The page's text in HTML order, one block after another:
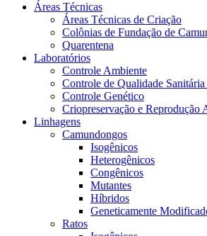
Áreas Técnicas
Áreas Técnicas de Criação
Colônias de Fundação de
Quarentena
Laboratórios
Controle Ambiente
Controle de Qualidade
Controle Genético
Criopreservação e Reprodução
Linhagens
Camundongos
Isogênicos
Heterogênicos
Congênicos
Mutantes
Híbridos
Geneticamente
Ratos